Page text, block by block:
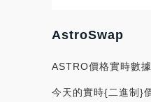
AstroSwap
ASTRO價格實時數據
今天的實時{二進制}